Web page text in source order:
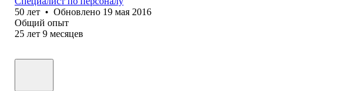
50 лет • Обновлено 19 мая 2016
Общий опыт
25 лет 9 месяцев